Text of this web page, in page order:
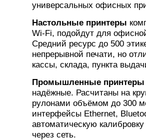
универсальных офисных
Настольные принтеры
Wi-Fi, подойдут для
Средний ресурс до 500
непрерывной печати, но
кассы, склада, пункта
Промышленные принтеры
надёжные. Расчитаны на
рулонами объёмом до 300
интерфейсы Ethernet,
автоматическую
через сеть.